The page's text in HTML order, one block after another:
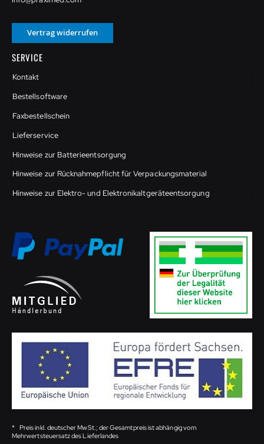
Vertrag widerrufen
SERVICE
Kontakt
Bestellsoftware
Faxbestellschein
Lieferservice
Hinweise zur Batterieentsorgung
Hinweise zur Rücknahmepflicht für Verpackungsmaterial
Hinweise zur Elektro- und Elektronikaltgeräteentsorgung
* Preis inkl. deutscher MwSt.; der Gesamtpreis ist abhängig vom
Mehrwertsteuersatz des Lieferlandes